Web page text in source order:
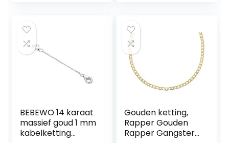
BEBEWO 14 karaat
massief goud 1 mm
kabelketting
Gouden ketting,
Rapper Gouden
Rapper Gangster